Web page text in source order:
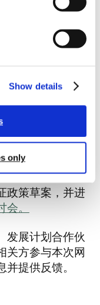
Show details
only
耐用性和消费者
离网能源系统或
和交流或直流微
市场参与者验
确保冰箱的认
。《VeraSol
公众征寻求意
4月13日止
间23:00举行
政策草案，并进
。
发展计划合作伙
关方参与本次网
提供反馈。